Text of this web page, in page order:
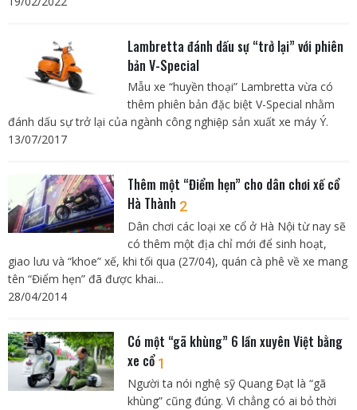
Lambretta đánh dấu sự “trở lại” với phiên
bản V-Special
Mẫu xe “huyền thoại” Lambretta vừa có
thêm phiên bản đặc biệt V-Special nhằm
đánh dấu sự trở lại của ngành công nghiệp sản xuất xe máy Ý.
13/07/2017
Thêm một “Điểm hẹn” cho dân chơi xế cổ
Hà Thành 2
Dân chơi các loại xe cổ ở Hà Nội từ nay sẽ
có thêm một địa chỉ mới để sinh hoạt,
giao lưu và “khoe” xế, khi tối qua (27/04), quán cà phê về xe mang
tên “Điểm hẹn” đã được khai...
28/04/2014
Có một “gã khùng” 6 lần xuyên Việt bằng
xe cổ1
Người ta nói nghệ sỹ Quang Đạt là “gã
khùng” cũng đúng. Vì chẳng có ai bỏ thời